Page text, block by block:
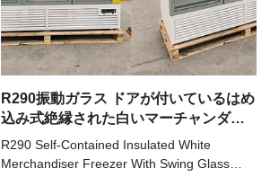
R290振動ガラス ドアが付いているはめ
込み式絶縁された白いマーチャンダイ
ザーのフリーザー
R290 Self-Contained Insulated White
Merchandiser Freezer With Swing Glass